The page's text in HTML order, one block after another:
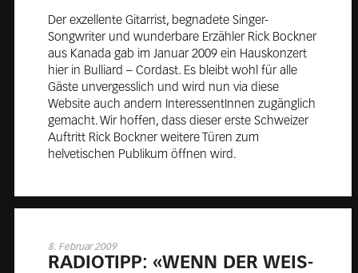
Der exzellente Gitarrist, begnadete Singer-
Songwriter und wunderbare Erzähler Rick Bockner
aus Kanada gab im Januar 2009 ein Hauskonzert
hier in Bulliard – Cordast. Es bleibt wohl für alle
Gäste unvergesslich und wird nun via diese
Website auch andern InteressentInnen zugänglich
gemacht. Wir hoffen, dass dieser erste Schweizer
Auftritt Rick Bockner weitere Türen zum
helvetischen Publikum öffnen wird.
8. Februar 2009
RA­DIO­TIPP: «WENN DER WEIS­